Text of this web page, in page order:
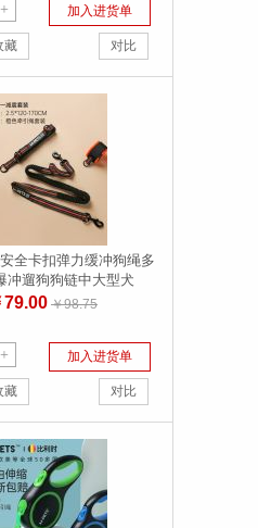
+ 加入进货单
藏 对比
全卡扣弹力缓冲狗绳多
冲遛狗狗链中大型犬
79.00 ￥98.75
+ 加入进货单
藏 对比